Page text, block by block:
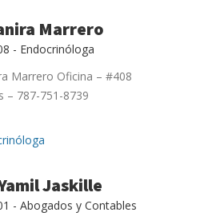
Marrero
- Endocrinóloga
Marrero Oficina – #408
– 787-751-8739
Jaskille
- Abogados y Contables